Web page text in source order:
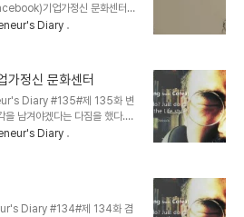
BM 교육 툴킷 : 비지니스 모델
기업가정신 문화센터
*Homepage :
: 문
/툴킷 : 비지니스 모델 린스타
등학생과 대학생을 위한 BM
Model Cartoon)
Diary
정신 문화센터
Diary #135#제 135화 변
을 남겨야겠다는 다짐을 했다.
번뜩이는 순간의 생각을 잡아
다. (이 아이디어도 불현듯 떠
중독보다 강하다. -그가 지닌
혜로움이다. -혀에는 수 많은 가
Diary
Diary #134#제 134화 겸